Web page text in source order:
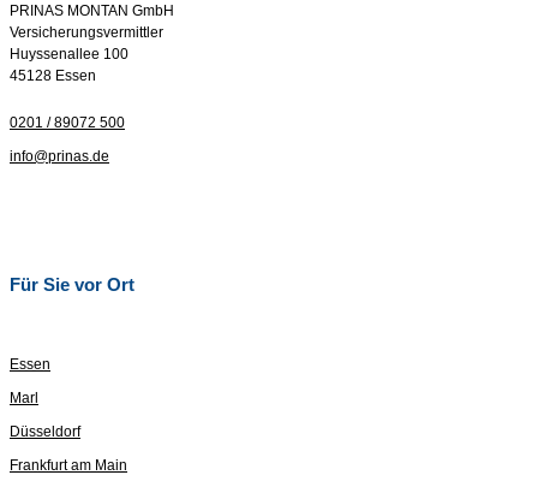
PRINAS MONTAN GmbH
Versicherungsvermittler
Huyssenallee 100
45128 Essen
0201 / 89072 500
info@prinas.de
Für Sie vor Ort
Essen
Marl
Düsseldorf
Frankfurt am Main